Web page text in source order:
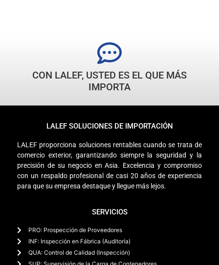
CON LALEF, USTED ES EL QUE MÁS
IMPORTA
LALEF SOLUCIONES DE IMPORTACIÓN
LALEF proporciona soluciones rentables cuando se trata de
comercio exterior, garantizando siempre la seguridad y la
precisión de su negocio en Asia. Excelencia y compromiso
con un respaldo profesional de casi 20 años de experiencia
para que su empresa destaque y llegue más lejos.
SERVICIOS
PRO: Prospección de Proveedores
INF: Inspección en Fábrica (Auditoría)
QUA: Control de Calidad (Inspección)